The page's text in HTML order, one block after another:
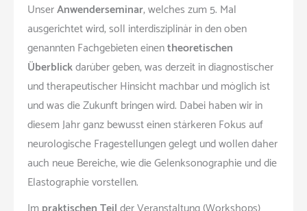
UnserAnwenderseminar, welches zum 5. Mal
ausgerichtet wird, soll interdisziplinär in den oben
genannten Fachgebieten einentheoretischen
Überblickdarüber geben, was derzeit in diagnostischer
und therapeutischer Hinsicht machbar und möglich ist
und was die Zukunft bringen wird. Dabei haben wir in
diesem Jahr ganz bewusst einen stärkeren Fokus auf
neurologische Fragestellungen gelegt und wollen daher
auch neue Bereiche, wie die Gelenksonographie und die
Elastographie vorstellen.